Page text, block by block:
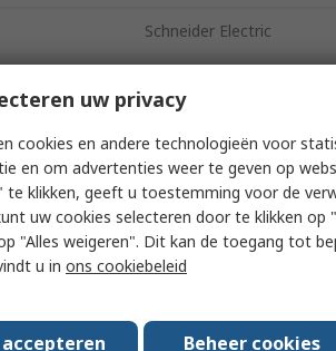
Schneider Electric
66.8mm
120.7mm
139.7mm
uw privacy
cookies en andere technologieën voor
en om advertenties weer te geven op
te klikken, geeft u toestemming voor de
uw cookies selecteren door te klikken op
"Alles weigeren". Dit kan de toegang tot
u in ons cookiebeleid
Beheer cookies